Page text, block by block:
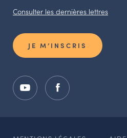
Consulter les dernières lettres
JE M’INSCRIS